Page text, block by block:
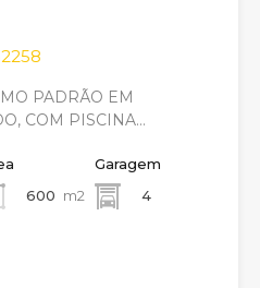
PADRÃO EM
COM PISCINA…
600 m2
Garagem
4